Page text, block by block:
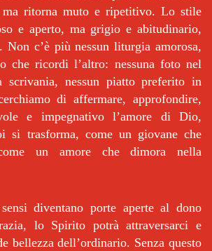
ma ritorna muto e ripetitivo. Lo stile
e aperto, ma grigio e abitudinario,
Non c’è più nessun liturgia amorosa,
che ricordi l’altro: nessuna foto nel
scrivania, nessun piatto preferito in
di affermare, approfondire,
e impegnativo l’amore di Dio,
si trasforma, come un giovane che
un amore che dimora nella
diventano porte aperte al dono
lo Spirito potrà attraversarci e
bellezza dell’ordinario. Senza questo